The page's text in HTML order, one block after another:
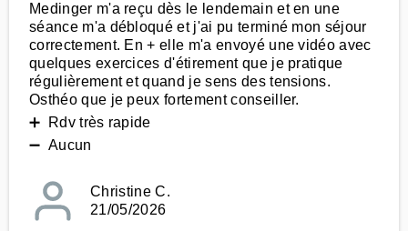
Medinger m'a reçu dès le lendemain et en une
séance m'a débloqué et j'ai pu terminé mon séjour
correctement. En + elle m'a envoyé une vidéo avec
quelques exercices d'étirement que je pratique
régulièrement et quand je sens des tensions.
Osthéo que je peux fortement conseiller.
➕ Rdv très rapide
➖ Aucun
Christine C.
21/05/2026